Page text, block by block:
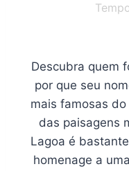
Descubra quem
por que seu
mais famosas
das paisagens
Lagoa é
homenage a